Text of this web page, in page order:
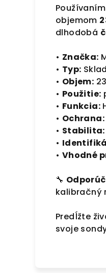
objemom
dlhodobá
• Značka:
• Typ:
• Objem:
• Použitie:
• Funkcia:
• Ochrana:
• Stabilita:
•
• Vhodné
🔧
kalibračný
Predĺžte
svoje